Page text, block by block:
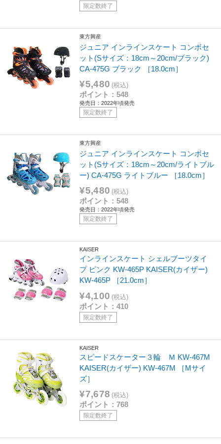
限定数終了
東方興産
ジュニア インラインスケート コンボセ
ット(Sサイズ：18cm～20cm/ブラック)
CA-475G ブラック ［18.0cm］
¥5,480 (税込)
ポイント：548
発売日：2022年頃発売
限定数終了
東方興産
ジュニア インラインスケート コンボセ
ット(Sサイズ：18cm～20cm/ライトブル
ー) CA-475G ライトブルー ［18.0cm］
¥5,480 (税込)
ポイント：548
発売日：2022年頃発売
限定数終了
KAISER
インラインスケート シェルブーツタイ
プ ピンク KW-465P KAISER(カイザー)
KW-465P ［21.0cm］
¥4,100 (税込)
ポイント：410
限定数終了
KAISER
スピードスケーター３輪 Ｍ KW-467M
KAISER(カイザー) KW-467M ［Mサイ
ズ］
¥7,678 (税込)
ポイント：768
限定数終了